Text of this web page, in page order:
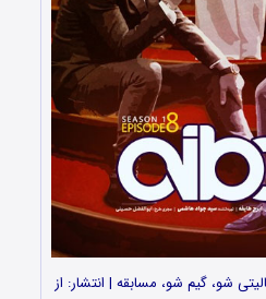
شو، گیم شو، مسابقه | انتشار: از